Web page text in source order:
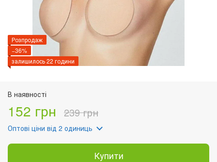
Розпродаж
−36%
залишилось 22 години
В наявності
152 грн 239 грн
Оптові ціни від 2 одиниць
Купити